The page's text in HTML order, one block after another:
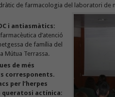
de farmacologia del laboratori de
i antiasmàtics:
d’atenció
de família del
Mútua Terrassa.
de més
corresponents.
per l’herpes
queratosi actínica: